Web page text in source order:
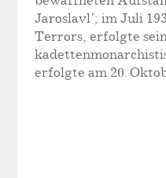
Jaroslavl’; im Juli
Terrors, erfolgte
erfolgte am 20.